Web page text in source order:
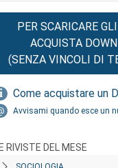
PER SCARICARE
ACQUISTA
(SENZA VINCOLI DI
Come acquistare un
Avvisami quando esce un
RIVISTE DEL MESE